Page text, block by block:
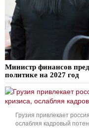
Министр финансов
политике на 2027 год
Грузия привлекает
ослабляя кадровый